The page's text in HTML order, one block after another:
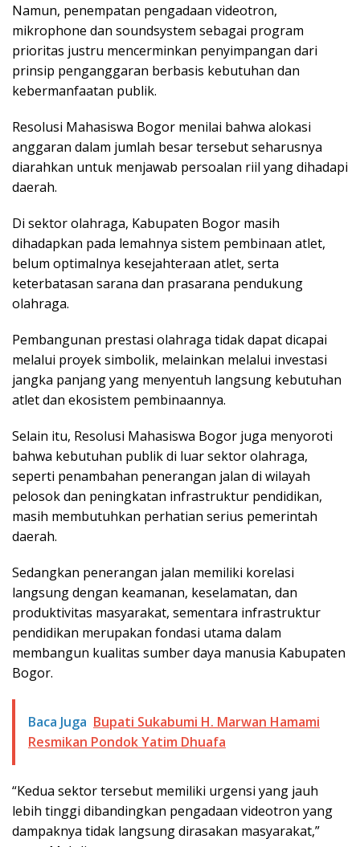
Namun, penempatan pengadaan videotron,
mikrophone dan soundsystem sebagai program
prioritas justru mencerminkan penyimpangan dari
prinsip penganggaran berbasis kebutuhan dan
kebermanfaatan publik.
Resolusi Mahasiswa Bogor menilai bahwa alokasi
anggaran dalam jumlah besar tersebut seharusnya
diarahkan untuk menjawab persoalan riil yang dihadapi
daerah.
Di sektor olahraga, Kabupaten Bogor masih
dihadapkan pada lemahnya sistem pembinaan atlet,
belum optimalnya kesejahteraan atlet, serta
keterbatasan sarana dan prasarana pendukung
olahraga.
Pembangunan prestasi olahraga tidak dapat dicapai
melalui proyek simbolik, melainkan melalui investasi
jangka panjang yang menyentuh langsung kebutuhan
atlet dan ekosistem pembinaannya.
Selain itu, Resolusi Mahasiswa Bogor juga menyoroti
bahwa kebutuhan publik di luar sektor olahraga,
seperti penambahan penerangan jalan di wilayah
pelosok dan peningkatan infrastruktur pendidikan,
masih membutuhkan perhatian serius pemerintah
daerah.
Sedangkan penerangan jalan memiliki korelasi
langsung dengan keamanan, keselamatan, dan
produktivitas masyarakat, sementara infrastruktur
pendidikan merupakan fondasi utama dalam
membangun kualitas sumber daya manusia Kabupaten
Bogor.
Baca Juga Bupati Sukabumi H. Marwan Hamami
Resmikan Pondok Yatim Dhuafa
“Kedua sektor tersebut memiliki urgensi yang jauh
lebih tinggi dibandingkan pengadaan videotron yang
dampaknya tidak langsung dirasakan masyarakat,”